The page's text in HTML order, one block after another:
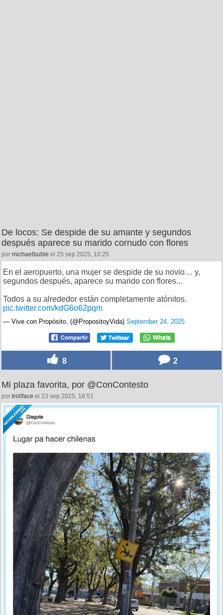
De locos: Se despide de su amante y segundos
después aparece su marido cornudo con flores
por michaelbuble el 25 sep 2025, 10:25
En el aeropuerto, una mujer se despide de su novio… y,
segundos después, aparece su marido con flores...
Todos a su alrededor están completamente atónitos.
pic.twitter.com/kdG6o62pqm
— Vive con Propósito. (@PropositoyVida) September 24, 2025
8 2
Mi plaza favorita, por @ConContesto
por trollface el 23 sep 2025, 18:51